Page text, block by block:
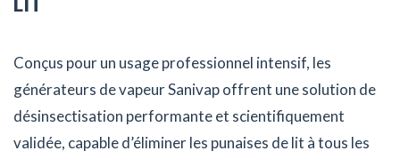
Conçus pour un usage professionnel intensif, les
générateurs de vapeur Sanivap offrent une solution de
désinsectisation performante et scientifiquement
validée, capable d’éliminer les punaises de lit à tous les